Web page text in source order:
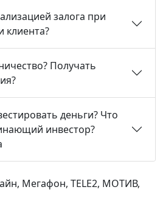
залога при
клиента?
Получать
деньги? Что
инвестор?
Мегафон, TELE2, МОТИВ,